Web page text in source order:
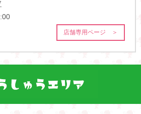
店舗専用ページ ＞